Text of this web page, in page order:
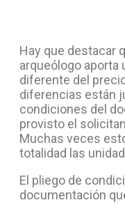
Hay que destacar
arqueólogo aporta
diferente del
diferencias están
condiciones del
provisto el
Muchas veces
totalidad las
El pliego de
documentación